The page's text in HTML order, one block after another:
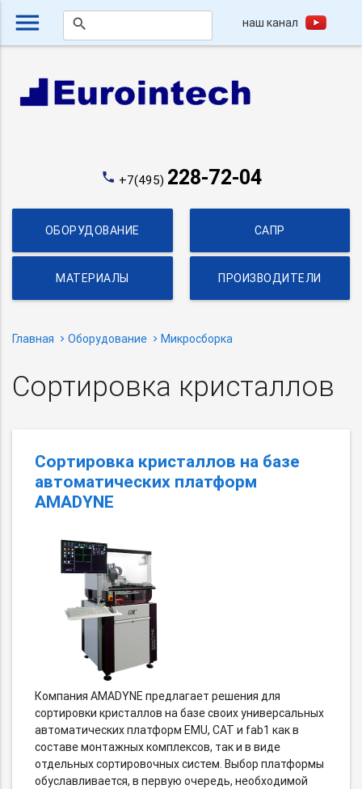
menu search наш канал
phone +7(495) 228-72-04
ОБОРУДОВАНИЕ САПР
МАТЕРИАЛЫ ПРОИЗВОДИТЕЛИ
Главная Оборудование Микросборка
Cортировка кристаллов
Сортировка кристаллов на базе
автоматических платформ
AMADYNE
Компания AMADYNE предлагает решения для
сортировки кристаллов на базе своих универсальных
автоматических платформ EMU, CAT и fab1 как в
составе монтажных комплексов, так и в виде
отдельных сортировочных систем. Выбор платформы
обуславливается, в первую очередь, необходимой